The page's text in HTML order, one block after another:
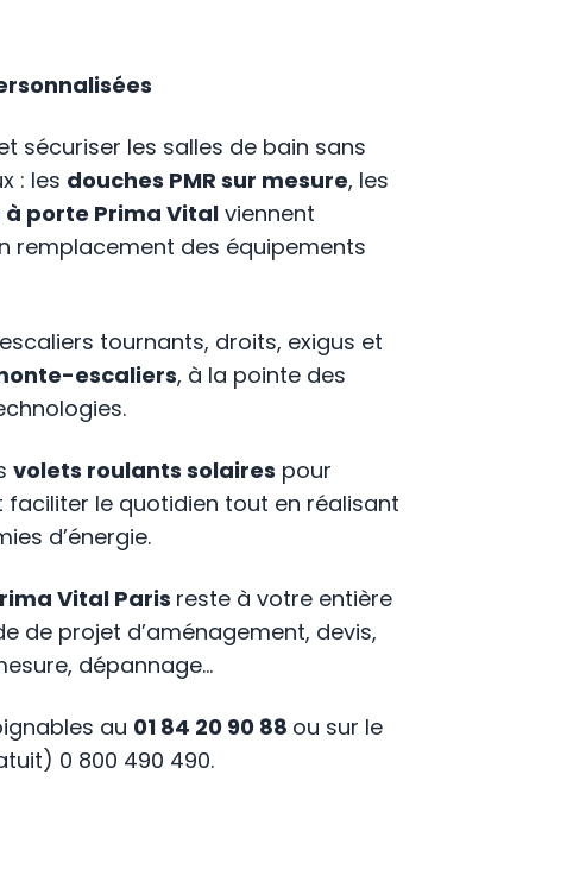
sécuriser les salles de bain sans
: les douches PMR sur mesure, les
porte Prima Vital viennent
remplacement des équipements
tournants, droits, exigus et
escaliers, à la pointe des
volets roulants solaires pour
faciliter le quotidien tout en réalisant
d’énergie.
Vital Paris reste à votre entière
de projet d’aménagement, devis,
dépannage…
au 01 84 20 90 88 ou sur le
0 800 490 490.